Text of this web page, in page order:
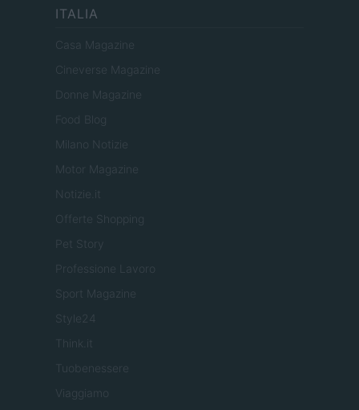
ITALIA
Casa Magazine
Cineverse Magazine
Donne Magazine
Food Blog
Milano Notizie
Motor Magazine
Notizie.it
Offerte Shopping
Pet Story
Professione Lavoro
Sport Magazine
Style24
Think.it
Tuobenessere
Viaggiamo